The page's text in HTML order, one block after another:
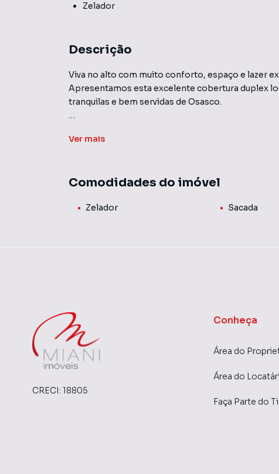
Zelador
Descrição
Viva no alto com muito conforto, espaço e lazer
Apresentamos esta excelente cobertura duplex
tranquilas e bem servidas de Osasco.
2 vagas de garagem cobertas
Área gourmet privativa com churrasqueira
Vista livre e excelente ventilação
🏢 Condomínio com infraestrutura completa e
📍 Localizado próximo a comércios, escolas,
🌟 Ideal para quem busca qualidade de vida,
Ver mais
Comodidades do imóvel
Zelador Sacada
CRECI: 18805
Conheça
Área do
Área do
Faça Parte do